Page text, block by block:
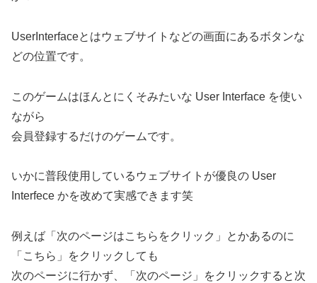
UserInterfaceとはウェブサイトなどの画面にあるボタンな
どの位置です。
このゲームはほんとにくそみたいな User Interface を使い
ながら
会員登録するだけのゲームです。
いかに普段使用しているウェブサイトが優良の User
Interfece かを改めて実感できます笑
例えば「次のページはこちらをクリック」とかあるのに
「こちら」をクリックしても
次のページに行かず、「次のページ」をクリックすると次